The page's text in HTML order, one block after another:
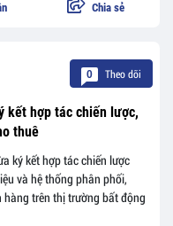
Chia sẻ
0 Theo dõi
kết hợp tác chiến lược,
thuê
ký kết hợp tác chiến lược
và hệ thống phân phối,
trên thị trường bất động